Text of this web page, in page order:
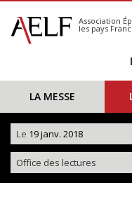
S'abonner
Calendrier
Association
les pays
LA MESSE
Le 19 janv. 2018
Office des lectures